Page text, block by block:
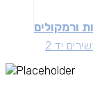
ורמקולים
יד 2